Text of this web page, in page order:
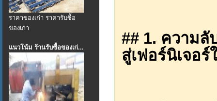
ราคาของเก่า ราคารับซื้อ
ของเก่า
แนวโน้ม ร้านรับซื้อของเก่...
## 1. ความลั
สู่เฟอร์นิเจอร์